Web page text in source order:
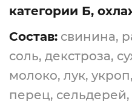
категории Б,
Состав: свинина,
соль, декстроза,
молоко, лук,
перец, сельдерей,